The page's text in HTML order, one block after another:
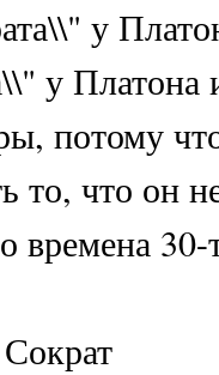
у
у Платона
потому
то, что он
времена 30-